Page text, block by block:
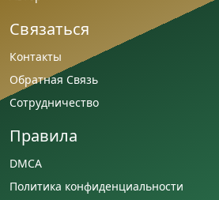
Связаться
Контакты
Обратная Связь
Сотрудничество
Правила
DMCA
Политика конфиденциальности